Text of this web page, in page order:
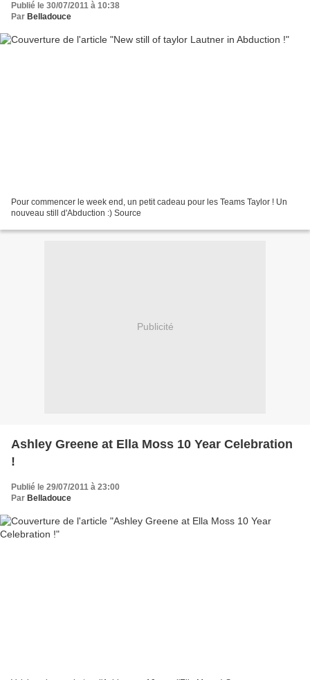
Publié le 30/07/2011 à 10:38
Par Belladouce
Pour commencer le week end, un petit cadeau pour les Teams Taylor ! Un
nouveau still d'Abduction :) Source
Publicité
Ashley Greene at Ella Moss 10 Year Celebration
!
Publié le 29/07/2011 à 23:00
Par Belladouce